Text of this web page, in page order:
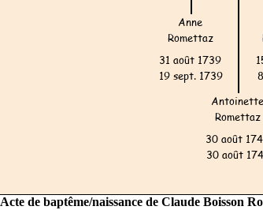
Acte de baptême/naissance de Claude Boisson